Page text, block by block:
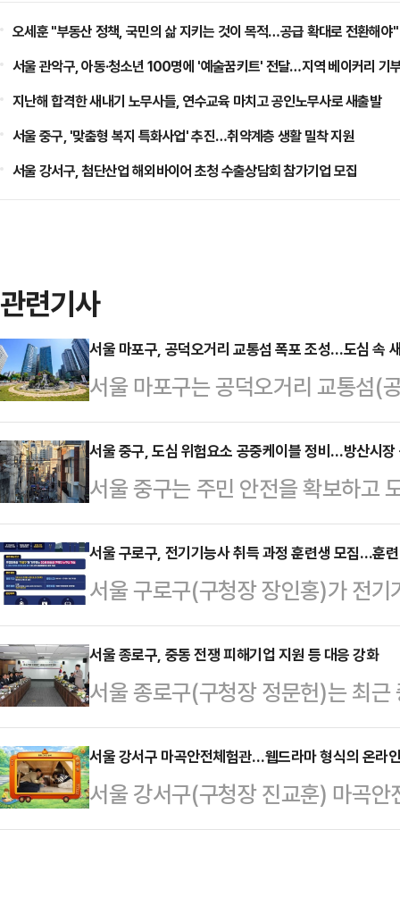
오세훈 "부동산 정책, 국민의 삶 지키는 것이 목적…공급 확대로 전환해야"
서울 관악구, 아동·청소년 100명에 '예술꿈키트' 전달…지역 베이커리 기
지난해 합격한 새내기 노무사들, 연수교육 마치고 공인노무사로 새출발
서울 중구, '맞춤형 복지 특화사업' 추진…취약계층 생활 밀착 지원
서울 강서구, 첨단산업 해외바이어 초청 수출상담회 참가기업 모집
관련기사
서울 마포구, 공덕오거리 교통섬 폭포 조성…도심 속
서울 마포구는 공덕오거리 교통섬
가산형 폭포를 조성하고, 28일 오
사업은 2024년 7월 기본계획 수립
협의와 실시설계 용역을 거쳤으며
다.마포구는 교통섬 내 노후화된 기
연경관을 느낄 수 있는 공간으로
폭포와 연못을 포함한 수경시설이
로에 자연 요소…
서울 중구, 도심 위험요소 공중케이블 정비…방산시
서울 중구는 주민 안전을 확보하고
구역 인근 주택가를 중심으로 '공중
일 밝혔다. 구는 이를 위해 지난해
산을 확보했다.공중케이블은 직사
균열이 발생해 내부 전선이 노출되
간 접촉과 마찰이 발생하면 화재로
이블을 정비해 구민들의 보행안전
는 계획이다.올해 정비구…
서울 구로구, 전기기능사 취득 과정 훈련생 모집…훈
서울 구로구(구청장 장인홍)가 전
모집한다고 17일 밝혔다.이번 과정
을 위해 전기 내선공사 분야의 실무
는 구민의 취업난 해소와 경제적 자
거주 20세 이상 구직자 20명을 대
에 필요한 훈련비, 온라인강의, 교
계까지 제공할 계획이다.훈련은 6
목요일까지 하루…
서울 종로구, 중동 전쟁 피해기업 지원 등 대응 강화
서울 종로구(구청장 정문헌)는 최
해 최소화와 구민 안전 및 생활 안
일 밝혔다.에너지 수급 안정과 피해
천 등 분야별 대응에 중점을 뒀다.
등) 관련 국제 정세 변화로 피해를
서울 강서구 마곡안전체험관…웹드라마 형식의 온라
서울 강서구(구청장 진교훈) 마곡
에서 스스로 판단하고 대처하는 능